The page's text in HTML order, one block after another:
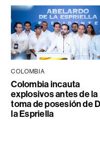
COLOMBIA
Colombia incauta
explosivos antes de la
toma de posesión de
la Espriella